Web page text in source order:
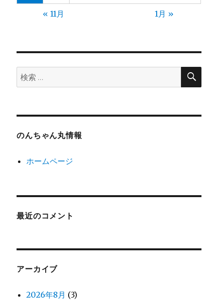
« 11月 1月 »
検
索:
検
のんちゃん丸情報
ホームページ
最近のコメント
アーカイブ
2026年8月 (3)